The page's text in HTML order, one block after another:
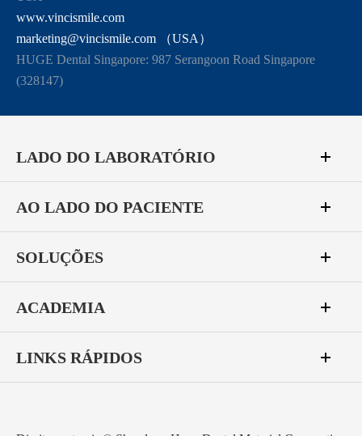
www.vincismile.com
marketing@vincismile.com （USA）
HUGE Dental Singapore: 987 Serangoon Road Singapore
(328147)
LADO DO LABORATÓRIO
AO LADO DO PACIENTE
SOLUÇÕES
ACADEMIA
LINKS RÁPIDOS